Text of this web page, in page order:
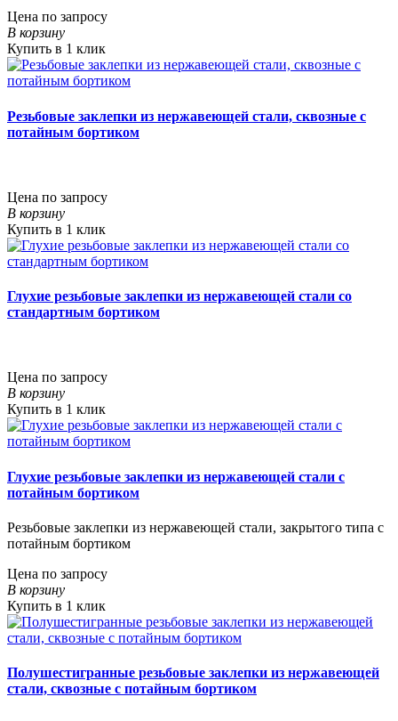
Цена по запросу
В корзину
Купить в 1 клик
Резьбовые заклепки из нержавеющей стали, сквозные с
потайным бортиком
Цена по запросу
В корзину
Купить в 1 клик
Глухие резьбовые заклепки из нержавеющей стали со
стандартным бортиком
Цена по запросу
В корзину
Купить в 1 клик
Глухие резьбовые заклепки из нержавеющей стали с
потайным бортиком
Резьбовые заклепки из нержавеющей стали, закрытого типа с
потайным бортиком
Цена по запросу
В корзину
Купить в 1 клик
Полушестигранные резьбовые заклепки из нержавеющей
стали, сквозные с потайным бортиком